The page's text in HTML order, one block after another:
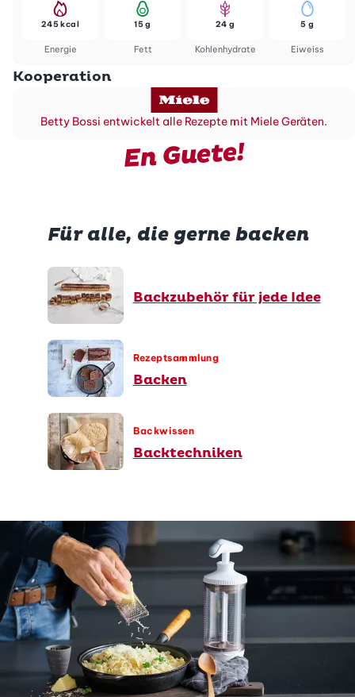
Energie
245 kcal
Fett
15 g
Kohlenhydrate
24 g
Eiweiss
5 g
Kooperation
Betty Bossi entwickelt alle Rezepte mit Miele Geräten.
En Guete!
Für alle, die gerne backen
Backzubehör für jede Idee
Rezeptsammlung
Backen
Backwissen
Backtechniken